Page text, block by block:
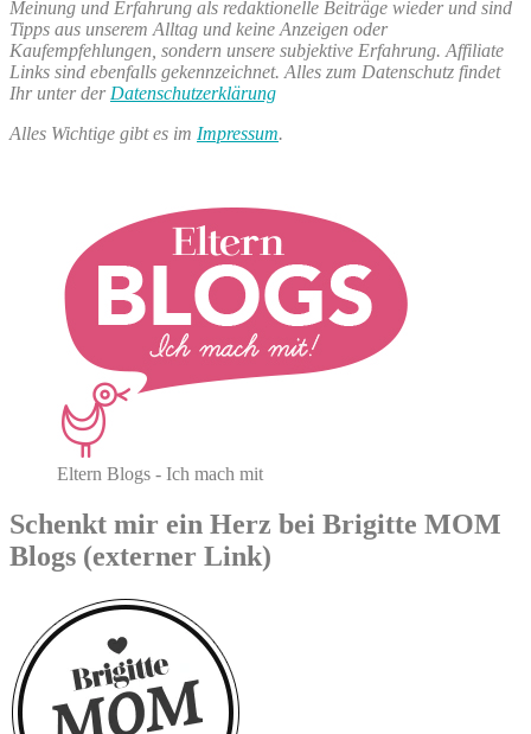
Meinung und Erfahrung als redaktionelle Beiträge wieder und sind
Tipps aus unserem Alltag und keine Anzeigen oder
Kaufempfehlungen, sondern unsere subjektive Erfahrung. Affiliate
Links sind ebenfalls gekennzeichnet. Alles zum Datenschutz findet
Ihr unter der Datenschutzerklärung
Alles Wichtige gibt es im Impressum.
Eltern Blogs - Ich mach mit
Schenkt mir ein Herz bei Brigitte MOM
Blogs (externer Link)